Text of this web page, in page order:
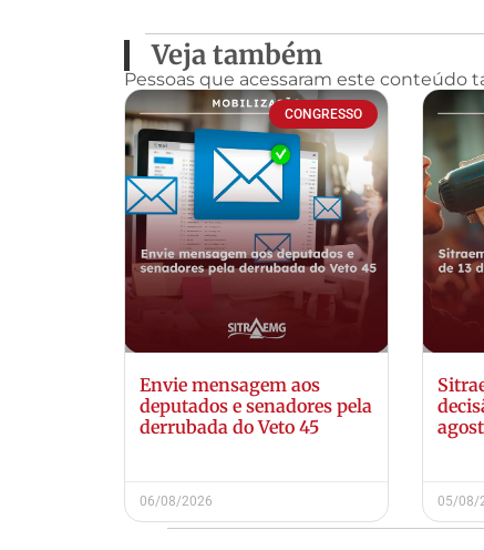
Veja também
Pessoas que acessaram este conteúdo
CONGRESSO
Envie mensagem aos
deputados e senadores pela
derrubada do Veto 45
06/08/2026 05/08/